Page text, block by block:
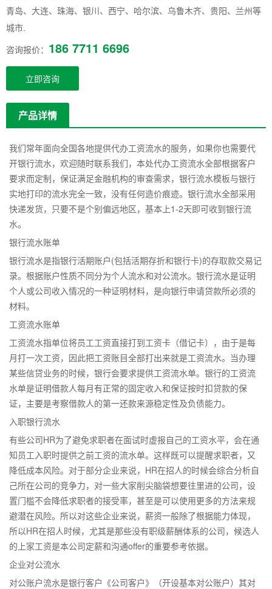
青岛、大连、珠海、银川、西宁、哈尔滨、乌鲁木齐、贵阳、兰州等
城市.
咨询报价： 186 7711 6696
立即咨询
产品详情
我们常年面向全国各地提供代办工资流水的服务，如果你也需要代
开银行流水，欢迎随时联系我们，本处代办工资流水全部根据客户
要求而定制，保证满足金融机构的审查需求，银行流水模板与银行
实地打印的流水完全一致，没有任何造价痕迹。银行流水全部采用
快递发货，只要不是个别偏远地区，基本上1-2天即可收到银行流
水。
银行流水账单
银行流水是指银行活期账户(包括活期存折和银行卡)的存取款交易记
录。根据账户性质不同分为个人流水和对公流水。银行流水是证明
个人或公司收入情况的一种证明材料，是向银行申请贷款所必须的
材料。
工资流水账单
工资流水指单位将员工工资直接打到工资卡（借记卡），由于是每
月打一次工资，因此把工资账目全部打出来就是工资流水。当办理
某些信贷业务的时候，银行会要求提供工资流水单。银行的工资流
水单是证明借款人每月有正常的固定收入和保证按时扣贷款的保
证，主要是考察借款人的第一还款来源稳定性及负债能力。
入职银行流水
有些公司HR为了避免求职者在面试时虚报自己的工资水平，会在通
知员工入职时提供之前工资的流水单。这样既可以提醒求职者，又
降低成本风险。对于部分企业来说，HR在招人的时候会综合分析自
己所在公司的竞争力，对一些大家削尖脑袋想要往里进的公司，设
置门槛不会降低求职者的接受率，甚至是可以使用更多的方法来规
避潜在风险。所以对这些企业来说，薪资一般除了根据能力体现，
所以HR在招人时候，尤其是那些没有职级薪酬体系的公司，候选人
的上家工资是本公司定薪和沟通offer的重要参考依据。
企业对公流水
对公账户流水是银行客户《公司客户》（开设基本对公账户）其对